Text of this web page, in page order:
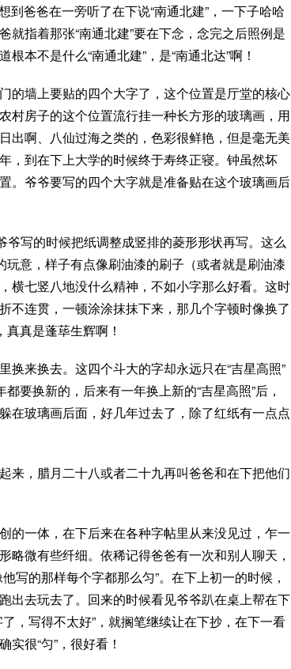
到爸爸在一旁听了在下说“南通北建”，一下子哈哈
指着那张“南通北建”要在下念，念完之后照例是
本不是什么“南通北建”，是“南通北达”啊！
的墙上要贴的四个大字了，这个位置是厅堂的核心
村房子的这个位置流行挂一种长方形的玻璃画 ，用
出啊、八仙过海之类的，色彩很鲜艳，但是毫无美
，到在下上大学的时候终于寿终正寝。钟虽然坏
。爷爷要写的四个大字就是准备贴在这个玻璃画后
写的时候把纸调整成竖排的菱形形状再写。这么
玩意，样子有点像刷油漆的刷子（或者就是刷油漆
横七竖八地没什么精神，不如小字那么好看。这时
不连贯，一顿涂涂抹抹下来，那几个字顿时像换了
真是蓬荜生辉啊！
来换去。这四个斗大的字却永远只在“吉星高照”
要换新的，后来有一年换上新的“吉星高照”后，
在玻璃画后面，好几年过去了，除了红纸有一点点
来， 腊月二十八或者二十九再叫爸爸和在下把他们
的一体，在下后来在各种字帖里从来没见过，乍一
微有些纤细。依稀记得爸爸有一次和别人聊天，
写的那样每个字都那么匀”。在下上初一的时候，
出去玩去了。回来的时候看见爷爷趴在桌上帮在下
，写得不太好”，就搁笔继续让在下抄，在下一看
很“匀”，很好看！